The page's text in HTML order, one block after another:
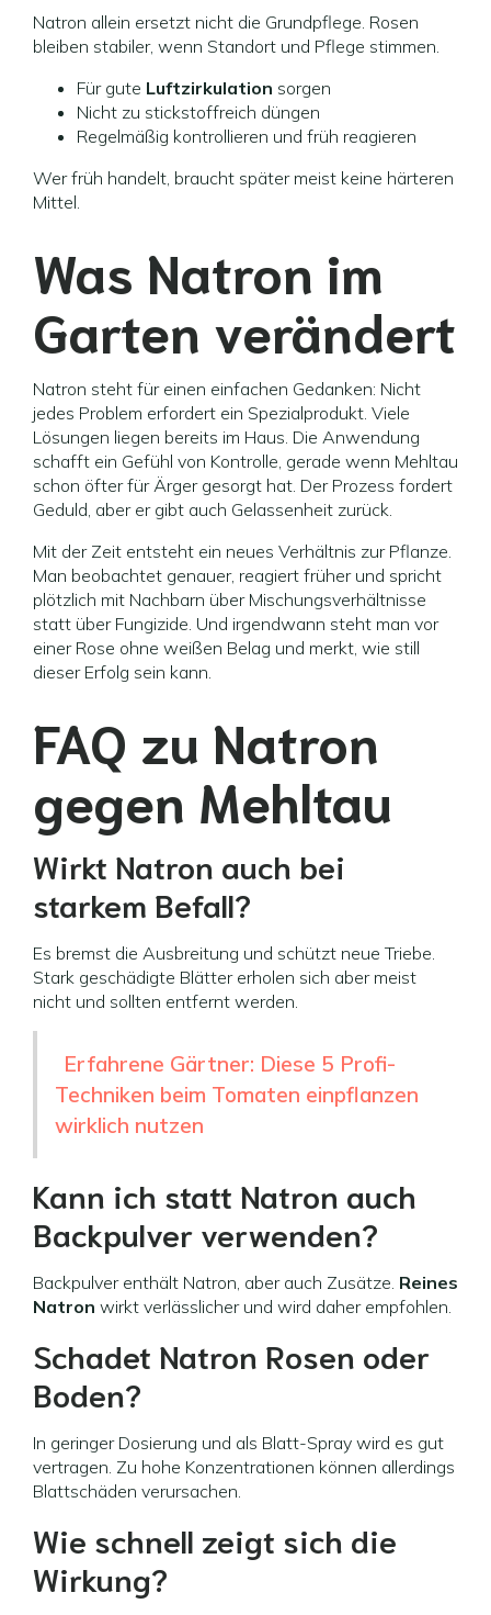
Natron allein ersetzt nicht die Grundpflege. Rosen
bleiben stabiler, wenn Standort und Pflege stimmen.
Für gute Luftzirkulation sorgen
Nicht zu stickstoffreich düngen
Regelmäßig kontrollieren und früh reagieren
Wer früh handelt, braucht später meist keine härteren
Mittel.
Was Natron im
Garten verändert
Natron steht für einen einfachen Gedanken: Nicht
jedes Problem erfordert ein Spezialprodukt. Viele
Lösungen liegen bereits im Haus. Die Anwendung
schafft ein Gefühl von Kontrolle, gerade wenn Mehltau
schon öfter für Ärger gesorgt hat. Der Prozess fordert
Geduld, aber er gibt auch Gelassenheit zurück.
Mit der Zeit entsteht ein neues Verhältnis zur Pflanze.
Man beobachtet genauer, reagiert früher und spricht
plötzlich mit Nachbarn über Mischungsverhältnisse
statt über Fungizide. Und irgendwann steht man vor
einer Rose ohne weißen Belag und merkt, wie still
dieser Erfolg sein kann.
FAQ zu Natron
gegen Mehltau
Wirkt Natron auch bei
starkem Befall?
Es bremst die Ausbreitung und schützt neue Triebe.
Stark geschädigte Blätter erholen sich aber meist
nicht und sollten entfernt werden.
Erfahrene Gärtner: Diese 5 Profi-
Techniken beim Tomaten einpflanzen
wirklich nutzen
Kann ich statt Natron auch
Backpulver verwenden?
Backpulver enthält Natron, aber auch Zusätze. Reines
Natron wirkt verlässlicher und wird daher empfohlen.
Schadet Natron Rosen oder
Boden?
In geringer Dosierung und als Blatt-Spray wird es gut
vertragen. Zu hohe Konzentrationen können allerdings
Blattschäden verursachen.
Wie schnell zeigt sich die
Wirkung?